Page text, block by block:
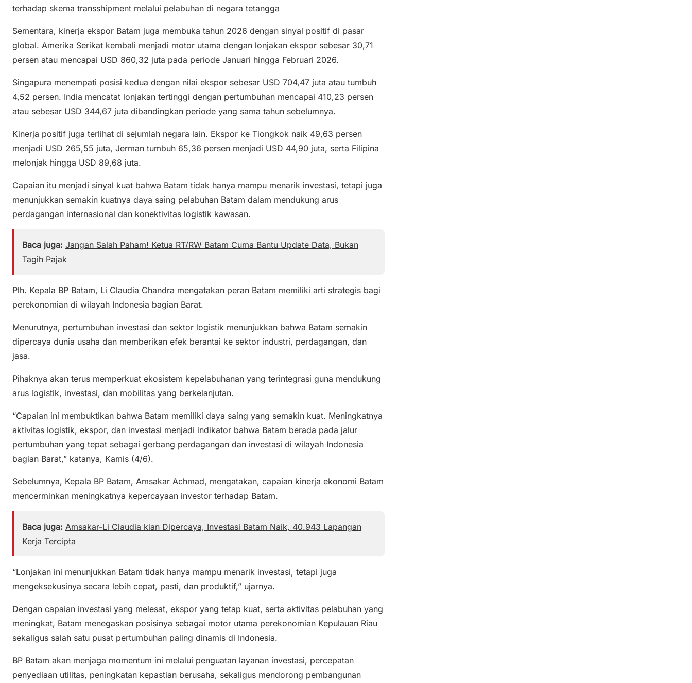
terhadap skema transshipment melalui pelabuhan di negara tetangga
Sementara, kinerja ekspor Batam juga membuka tahun 2026 dengan sinyal positif di pasar
global. Amerika Serikat kembali menjadi motor utama dengan lonjakan ekspor sebesar 30,71
persen atau mencapai USD 860,32 juta pada periode Januari hingga Februari 2026.
Singapura menempati posisi kedua dengan nilai ekspor sebesar USD 704,47 juta atau tumbuh
4,52 persen. India mencatat lonjakan tertinggi dengan pertumbuhan mencapai 410,23 persen
atau sebesar USD 344,67 juta dibandingkan periode yang sama tahun sebelumnya.
Kinerja positif juga terlihat di sejumlah negara lain. Ekspor ke Tiongkok naik 49,63 persen
menjadi USD 265,55 juta, Jerman tumbuh 65,36 persen menjadi USD 44,90 juta, serta Filipina
melonjak hingga USD 89,68 juta.
Capaian itu menjadi sinyal kuat bahwa Batam tidak hanya mampu menarik investasi, tetapi juga
menunjukkan semakin kuatnya daya saing pelabuhan Batam dalam mendukung arus
perdagangan internasional dan konektivitas logistik kawasan.
Baca juga: Jangan Salah Paham! Ketua RT/RW Batam Cuma Bantu Update Data, Bukan
Tagih Pajak
Plh. Kepala BP Batam, Li Claudia Chandra mengatakan peran Batam memiliki arti strategis bagi
perekonomian di wilayah Indonesia bagian Barat.
Menurutnya, pertumbuhan investasi dan sektor logistik menunjukkan bahwa Batam semakin
dipercaya dunia usaha dan memberikan efek berantai ke sektor industri, perdagangan, dan
jasa.
Pihaknya akan terus memperkuat ekosistem kepelabuhanan yang terintegrasi guna mendukung
arus logistik, investasi, dan mobilitas yang berkelanjutan.
“Capaian ini membuktikan bahwa Batam memiliki daya saing yang semakin kuat. Meningkatnya
aktivitas logistik, ekspor, dan investasi menjadi indikator bahwa Batam berada pada jalur
pertumbuhan yang tepat sebagai gerbang perdagangan dan investasi di wilayah Indonesia
bagian Barat,” katanya, Kamis (4/6).
Sebelumnya, Kepala BP Batam, Amsakar Achmad, mengatakan, capaian kinerja ekonomi Batam
mencerminkan meningkatnya kepercayaan investor terhadap Batam.
Baca juga: Amsakar-Li Claudia kian Dipercaya, Investasi Batam Naik, 40.943 Lapangan
Kerja Tercipta
“Lonjakan ini menunjukkan Batam tidak hanya mampu menarik investasi, tetapi juga
mengeksekusinya secara lebih cepat, pasti, dan produktif,” ujarnya.
Dengan capaian investasi yang melesat, ekspor yang tetap kuat, serta aktivitas pelabuhan yang
meningkat, Batam menegaskan posisinya sebagai motor utama perekonomian Kepulauan Riau
sekaligus salah satu pusat pertumbuhan paling dinamis di Indonesia.
BP Batam akan menjaga momentum ini melalui penguatan layanan investasi, percepatan
penyediaan utilitas, peningkatan kepastian berusaha, sekaligus mendorong pembangunan